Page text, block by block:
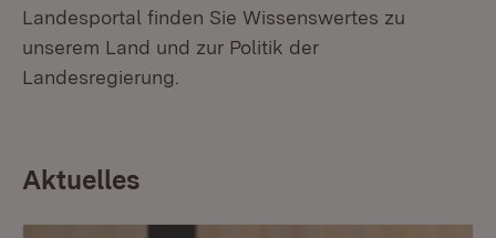
Landesportal finden Sie Wissenswertes zu
unserem Land und zur Politik der
Landesregierung.
Aktuelles